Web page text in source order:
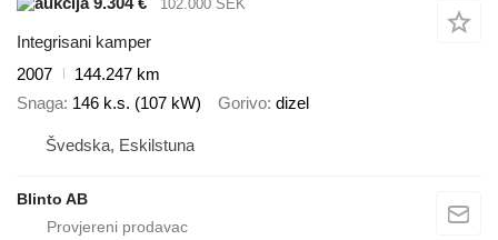
102.000 SEK
Integrisani kamper
2007
144.247 km
Snaga 146 k.s. (107 kW) Gorivo dizel
Švedska, Eskilstuna
Blinto AB